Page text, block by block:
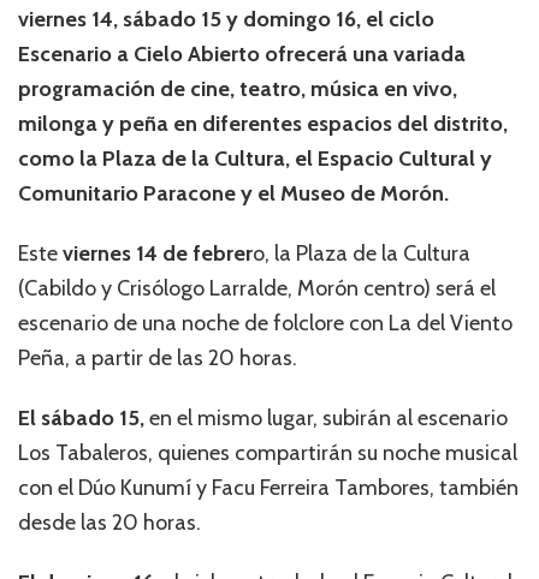
viernes 14, sábado 15 y domingo 16, el ciclo
Escenario a Cielo Abierto ofrecerá una variada
programación de cine, teatro, música en vivo,
milonga y peña en diferentes espacios del distrito,
como la Plaza de la Cultura, el Espacio Cultural y
Comunitario Paracone y el Museo de Morón.
Esteviernes 14 de febrero, la Plaza de la Cultura
(Cabildo y Crisólogo Larralde, Morón centro) será el
escenario de una noche de folclore con La del Viento
Peña, a partir de las 20 horas.
El sábado 15,en el mismo lugar, subirán al escenario
Los Tabaleros, quienes compartirán su noche musical
con el Dúo Kunumí y Facu Ferreira Tambores, también
desde las 20 horas.